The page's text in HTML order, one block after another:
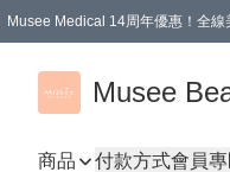
Musee Medical 14周年優惠！全線
Musee
商品 付款方式會員